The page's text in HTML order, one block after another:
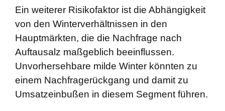
Ein weiterer Risikofaktor ist die Abhängigkeit
von den Winterverhältnissen in den
Hauptmärkten, die die Nachfrage nach
Auftausalz maßgeblich beeinflussen.
Unvorhersehbare milde Winter könnten zu
einem Nachfragerückgang und damit zu
Umsatzeinbußen in diesem Segment führen.